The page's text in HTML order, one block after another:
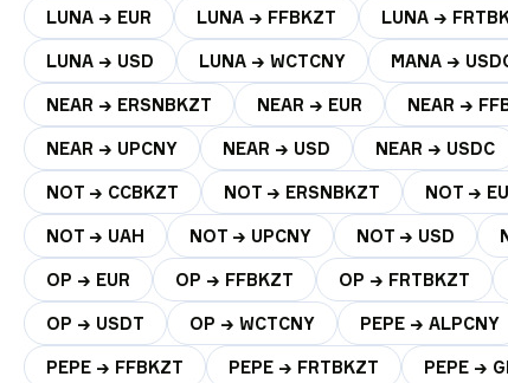
LUNA → EUR LUNA → FFBKZT LUNA →
LUNA → USD LUNA → WCTCNY MANA →
NEAR → ERSNBKZT NEAR → EUR NEAR →
NEAR → UPCNY NEAR → USD NEAR → USDC
NOT → CCBKZT NOT → ERSNBKZT NOT →
NOT → UAH NOT → UPCNY NOT → USD
OP → EUR OP → FFBKZT OP → FRTBKZT
OP → USDT OP → WCTCNY PEPE → ALPCNY
PEPE → FFBKZT PEPE → FRTBKZT PEPE →